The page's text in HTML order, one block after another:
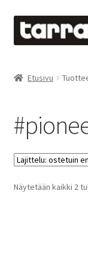
Siirry
navigointiin
Siirry
sisältöön
Laserleikkaus & -
Muovitarrat &
Etusivu
Näytetään kaikki 2